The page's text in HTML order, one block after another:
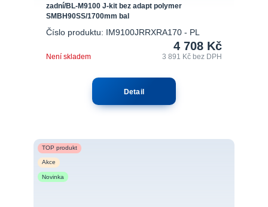
zadní/BL-M9100 J-kit bez adapt polymer
SMBH90SS/1700mm bal
Číslo produktu: IM9100JRRXRA170 - PL
4 708 Kč
3 891 Kčbez DPH
Není skladem
Detail
TOP produkt
Akce
Novinka